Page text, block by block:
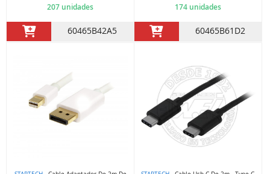
207 unidades
60465B42A5
174 unidades
60465B61D2